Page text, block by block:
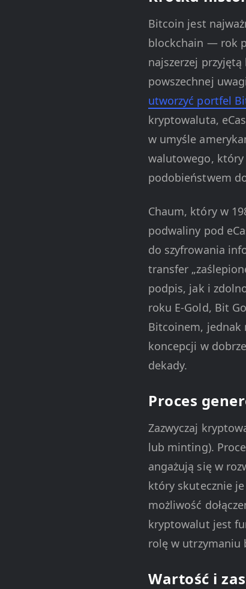
Bitcoin jest
blockchain — rok
najszerzej
powszechnej
utworzyć portfel
kryptowaluta,
w umyśle
walutowego, który
podobieństwem
Chaum, który w
podwaliny pod
do szyfrowania
transfer
podpis, jak i
roku E-Gold, Bit
Bitcoinem, jednak
koncepcji w
dekady.
Proces
Zazwyczaj
lub minting).
angażują się w
który skutecznie
możliwość
kryptowalut jest
rolę w utrzymaniu
Wartość i